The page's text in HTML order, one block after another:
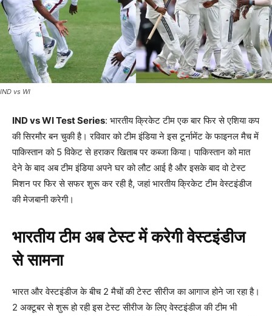
IND vs WI
IND vs WITest Series: भारतीय क्रिकेट टीम एक बार फिर से एशिया कप
की सिरमौर बन चुकी है। रविवार को टीम इंडिया ने इस टूर्नामेंट के फाइनल मैच में
पाकिस्तान को 5 विकेट से हराकर खिताब पर कब्जा किया। पाकिस्तान को मात
देने के बाद अब टीम इंडिया अपने घर को लौट आई है और इसके बाद वो टेस्ट
मिशन पर फिर से सफर शुरू कर रही है, जहां भारतीय क्रिकेट टीम वेस्टइंडीज
की मेजबानी करेगी।
भारतीय टीम अब टेस्ट में करेगी वेस्टइंडीज
से सामना
भारत और वेस्टइंडीज के बीच 2 मैचों की टेस्ट सीरीज का आगाज होने जा रहा है।
2 अक्टूबर से शुरू हो रही इस टेस्ट सीरीज के लिए वेस्टइंडीज की टीम भी